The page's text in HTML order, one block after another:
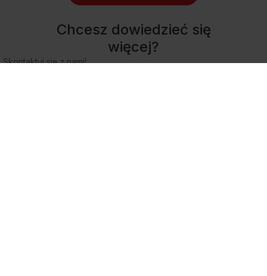
Chcesz dowiedzieć się
więcej?
Skontaktuj się z nami!